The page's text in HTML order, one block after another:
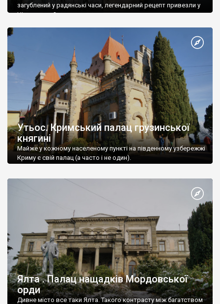
загублений у радянські часи, легендарний рецепт привезли у
Ніжин греки?
Утьос. Кримський палац грузинської
княгині
Майже у кожному населеному пункті на південному узбережжі
Криму є свій палац (а часто і не один).
Ялта . Палац нащадків Мордовської
орди
Дивне місто все таки Ялта. Такого контрасту між багатством